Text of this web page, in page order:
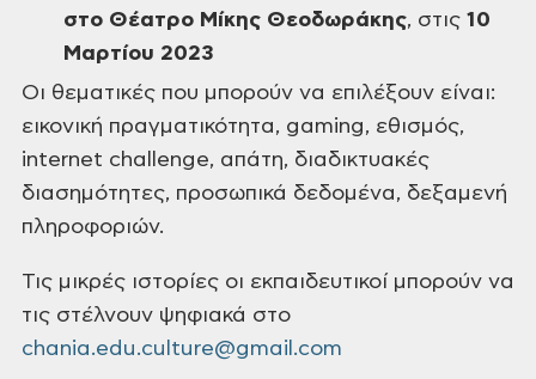
στο Θέατρο Μίκης Θεοδωράκης, στις 10
Μαρτίου 2023
Οι θεματικές που μπορούν να επιλέξουν είναι:
εικονική πραγματικότητα, gaming, εθισμός,
internet challenge, απάτη, διαδικτυακές
διασημότητες, προσωπικά δεδομένα, δεξαμενή
πληροφοριών.
Τις μικρές ιστορίες οι εκπαιδευτικοί μπορούν να
τις στέλνουν ψηφιακά στο
chania.edu.culture@gmail.com